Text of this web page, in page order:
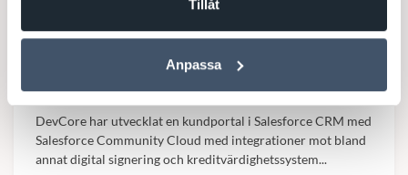
Tillåt
Anpassa
Kundportal utvecklad i Salesforce
DevCore har utvecklat en kundportal i Salesforce CRM med
Salesforce Community Cloud med integrationer mot bland
annat digital signering och kreditvärdighetssystem...